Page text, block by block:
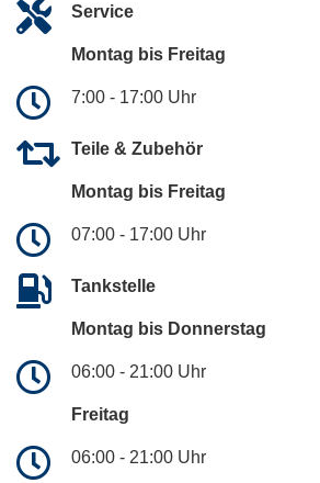
Service
Montag bis Freitag
7:00 - 17:00 Uhr
Teile & Zubehör
Montag bis Freitag
07:00 - 17:00 Uhr
Tankstelle
Montag bis Donnerstag
06:00 - 21:00 Uhr
Freitag
06:00 - 21:00 Uhr